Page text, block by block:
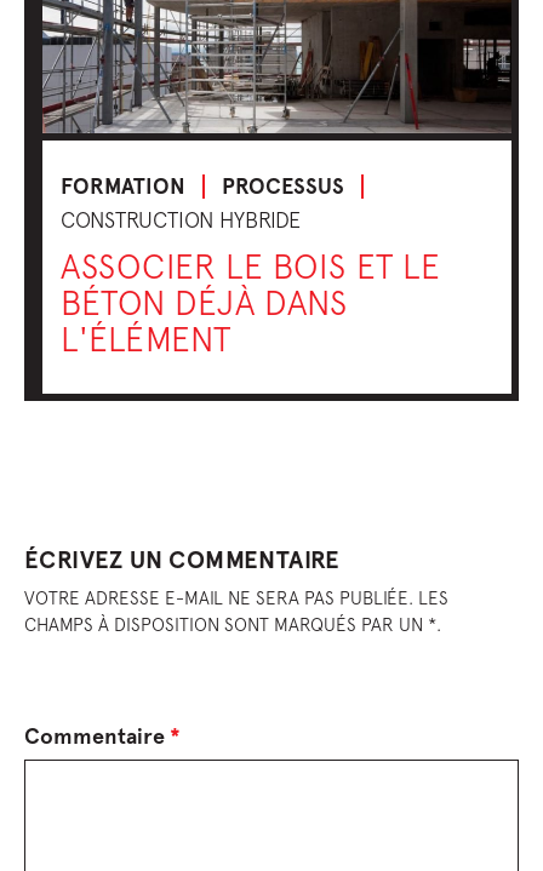
FORMATION PROCESSUS
CONSTRUCTION HYBRIDE
ASSOCIER LE BOIS ET LE
BÉTON DÉJÀ DANS
L'ÉLÉMENT
ÉCRIVEZ UN COMMENTAIRE
VOTRE ADRESSE E-MAIL NE SERA PAS PUBLIÉE. LES
CHAMPS À DISPOSITION SONT MARQUÉS PAR UN *.
Commentaire *